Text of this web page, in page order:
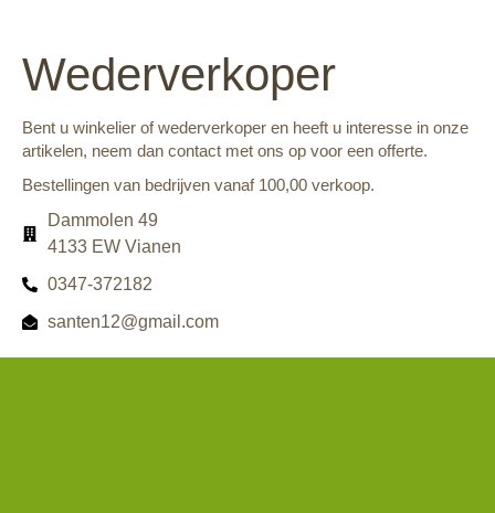
Wederverkoper
Bent u winkelier of wederverkoper en heeft u interesse in onze
artikelen, neem dan contact met ons op voor een offerte.
Bestellingen van bedrijven vanaf 100,00 verkoop.
Dammolen 49
4133 EW Vianen
0347-372182
santen12@gmail.com